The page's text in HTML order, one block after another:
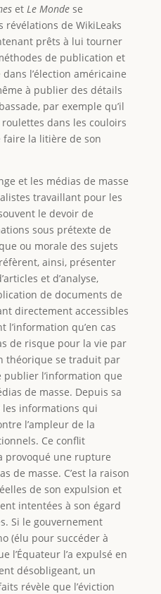
et Le Mondese
de WikiLeaks
prêts à lui tourner
de publication et
l’élection américaine
à publier des détails
par exemple qu’il
dans les couloirs
faire la litière de son
et les médias de masse
travaillant pour les
le devoir de
sous prétexte de
ou morale des sujets
ainsi, présenter
et d’analyse,
de documents de
directement accessibles
l’information qu’en cas
de risque pour la vie par
théorique se traduit par
publier l’information que
de masse. Depuis sa
les informations qui
l’ampleur de la
Ce conflit
provoqué une rupture
de masse. C’est la raison
de son expulsion et
intentées à son égard
Si le gouvernement
(élu pour succéder à
l’Équateur l’a expulsé en
désobligeant, un
révèle que l’éviction